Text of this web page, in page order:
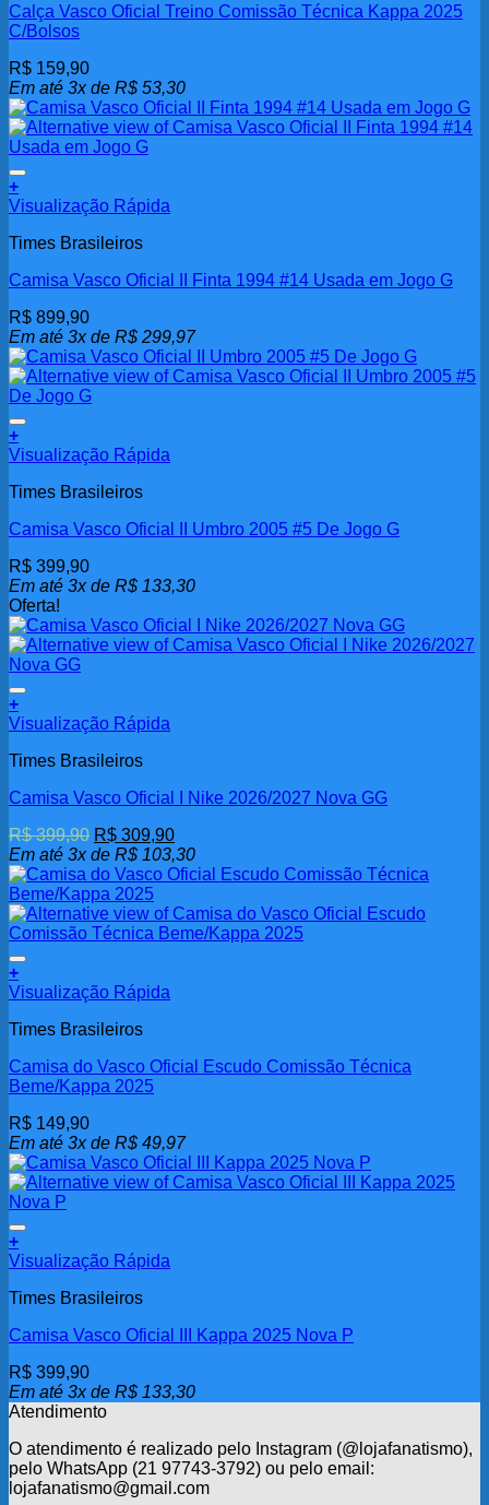
Calça Vasco Oficial Treino Comissão Técnica Kappa 2025
C/Bolsos
R$ 159,90
Em até 3x de R$ 53,30
+
Visualização Rápida
Times Brasileiros
Camisa Vasco Oficial II Finta 1994 #14 Usada em Jogo G
R$ 899,90
Em até 3x de R$ 299,97
+
Visualização Rápida
Times Brasileiros
Camisa Vasco Oficial II Umbro 2005 #5 De Jogo G
R$ 399,90
Em até 3x de R$ 133,30
Oferta!
+
Visualização Rápida
Times Brasileiros
Camisa Vasco Oficial I Nike 2026/2027 Nova GG
R$399,90 O
preço
original
era:
R$ 399,90.
R$ 309,90O
preço
atual
R$ 309,90.
Em até 3x de R$ 103,30
+
Visualização Rápida
Times Brasileiros
Camisa do Vasco Oficial Escudo Comissão Técnica
Beme/Kappa 2025
R$ 149,90
Em até 3x de R$ 49,97
+
Visualização Rápida
Times Brasileiros
Camisa Vasco Oficial III Kappa 2025 Nova P
R$ 399,90
Em até 3x de R$ 133,30
Atendimento
O atendimento é realizado pelo Instagram (@lojafanatismo),
pelo WhatsApp (21 97743-3792) ou pelo email:
lojafanatismo@gmail.com